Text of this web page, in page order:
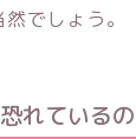
でしょう。
れているの